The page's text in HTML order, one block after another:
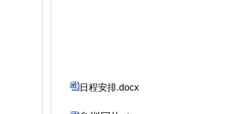
日程安排.docx